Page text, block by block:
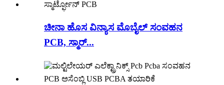
ಚೀನಾ ಹೊಸ ವಿನ್ಯಾಸ ಮೊಬೈಲ್ ಸಂವಹನ
PCB, ಸ್ಮಾರ್...